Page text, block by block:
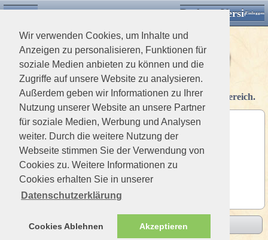
Wir verwenden Cookies, um Inhalte und
Anzeigen zu personalisieren, Funktionen für
soziale Medien anbieten zu können und die
Zugriffe auf unsere Website zu analysieren.
Außerdem geben wir Informationen zu Ihrer
Nutzung unserer Website an unsere Partner
für soziale Medien, Werbung und Analysen
weiter. Durch die weitere Nutzung der
Webseite stimmen Sie der Verwendung von
Cookies zu. Weitere Informationen zu
Cookies erhalten Sie in unserer
Datenschutzerklärung
Cookies Ablehnen Akzeptieren
Desktop VersionEinloggen
Nur registrierte Mitglieder haben Zugriff auf diesen Bereich.
Benutzername
Passwort
angeneldet bleiben
Absenden